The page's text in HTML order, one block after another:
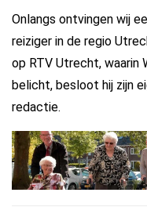
Onlangs ontvingen wij
reiziger in de regio
op RTV Utrecht, waarin
belicht, besloot hij zijn
redactie.